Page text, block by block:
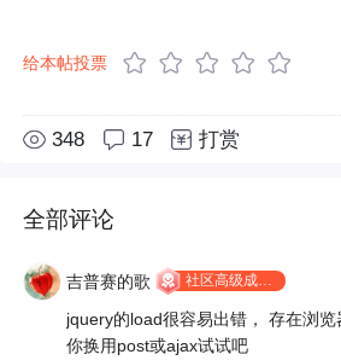
给本帖投票
348 17 打赏
全部评论
吉普赛的歌 社区高级成员 T9
jquery的load很容易出错， 存在浏览
你换用post或ajax试试吧